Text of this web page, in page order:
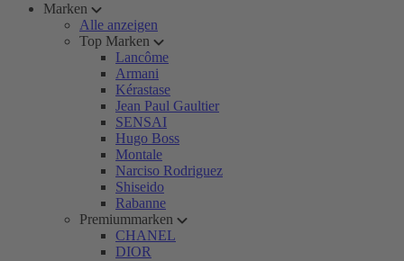
Marken
Alle anzeigen
Top Marken
Lancôme
Armani
Kérastase
Jean Paul Gaultier
SENSAI
Hugo Boss
Montale
Narciso Rodriguez
Shiseido
Rabanne
Premiummarken
CHANEL
DIOR